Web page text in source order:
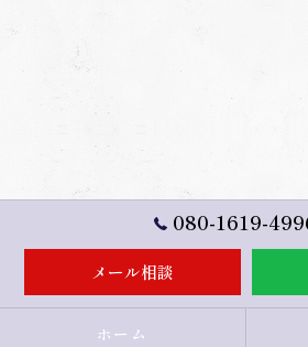
080-1619-
メール相談
ホーム